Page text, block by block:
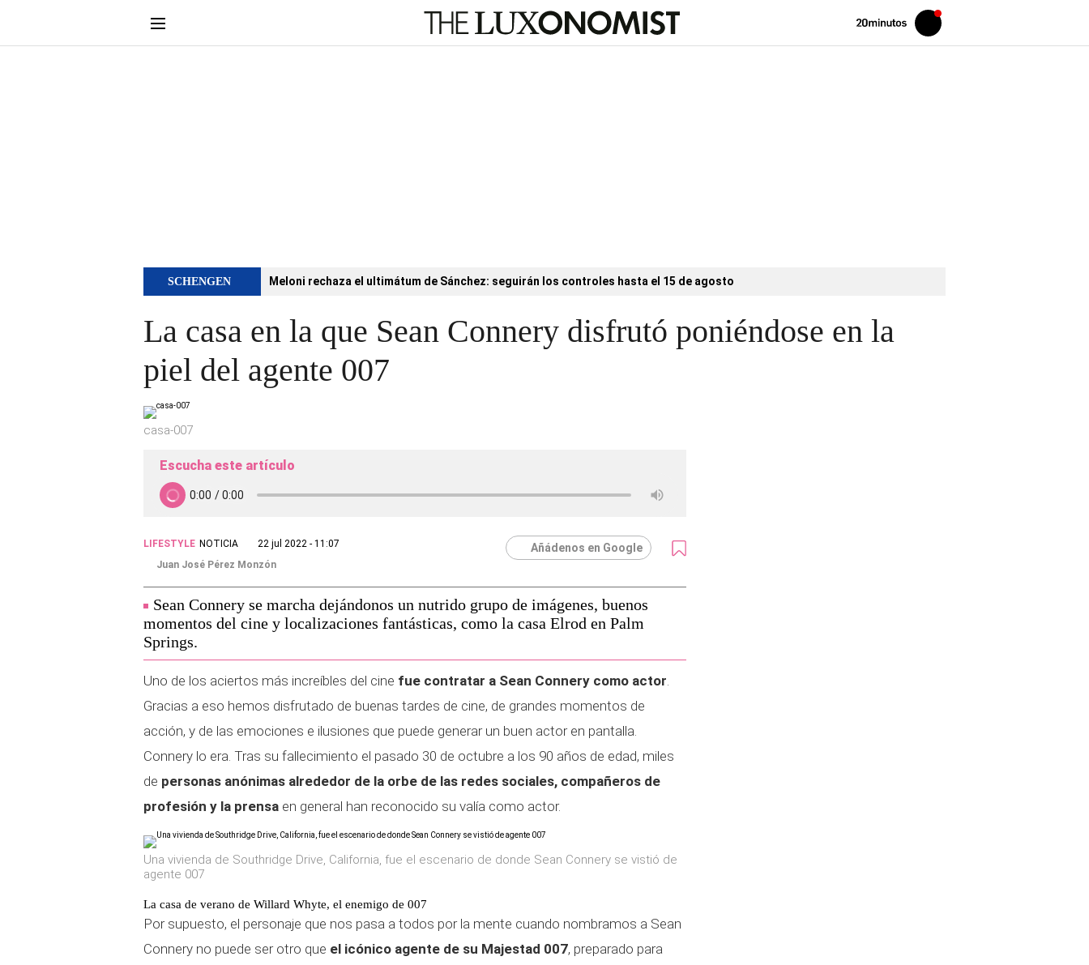
Volver
Iniciar
sesión
SCHENGEN Meloni rechaza el ultimátum de Sánchez: seguirán los controles hasta el 15 de agosto
La casa en la que Sean Connery disfrutó poniéndose en la
piel del agente 007
casa-007
Escucha este artículo
LIFESTYLE NOTICIA
22 jul 2022 - 11:07
Juan José Pérez Monzón
Añádenos en Google
Sean Connery se marcha dejándonos un nutrido grupo de imágenes, buenos
momentos del cine y localizaciones fantásticas, como la casa Elrod en Palm
Springs.
Uno de los aciertos más increíbles del cine fue contratar a Sean Connery como actor.
Gracias a eso hemos disfrutado de buenas tardes de cine, de grandes momentos de
acción, y de las emociones e ilusiones que puede generar un buen actor en pantalla.
Connery lo era. Tras su fallecimiento el pasado 30 de octubre a los 90 años de edad, miles
de personas anónimas alrededor de la orbe de las redes sociales, compañeros de
profesión y la prensa en general han reconocido su valía como actor.
Una vivienda de Southridge Drive, California, fue el escenario de donde Sean Connery se vistió de
agente 007
La casa de verano de Willard Whyte, el enemigo de 007
Por supuesto, el personaje que nos pasa a todos por la mente cuando nombramos a Sean
Connery no puede ser otro que el icónico agente de su Majestad 007, preparado para